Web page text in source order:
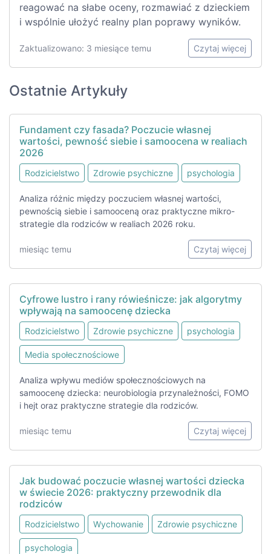
reagować na słabe oceny, rozmawiać z dzieckiem
i wspólnie ułożyć realny plan poprawy wyników.
Zaktualizowano: 3 miesiące temu Czytaj więcej
Ostatnie Artykuły
Fundament czy fasada? Poczucie własnej
wartości, pewność siebie i samoocena w realiach
2026
Rodzicielstwo Zdrowie psychiczne psychologia
Analiza różnic między poczuciem własnej wartości,
pewnością siebie i samooceną oraz praktyczne mikro-
strategie dla rodziców w realiach 2026 roku.
miesiąc temu Czytaj więcej
Cyfrowe lustro i rany rówieśnicze: jak algorytmy
wpływają na samoocenę dziecka
Rodzicielstwo Zdrowie psychiczne psychologia
Media społecznościowe
Analiza wpływu mediów społecznościowych na
samoocenę dziecka: neurobiologia przynależności, FOMO
i hejt oraz praktyczne strategie dla rodziców.
miesiąc temu Czytaj więcej
Jak budować poczucie własnej wartości dziecka
w świecie 2026: praktyczny przewodnik dla
rodziców
Rodzicielstwo Wychowanie Zdrowie psychiczne
psychologia